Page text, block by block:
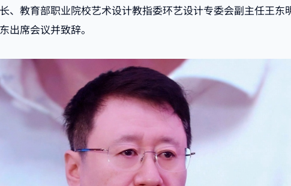
、教育部职业院校艺术设计教指委环艺设计专委会副主任王东
出席会议并致辞。